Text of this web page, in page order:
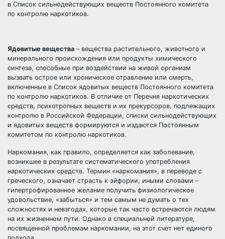
в Список сильнодействующих веществ Постоянного комитета
по контролю наркотиков.
Ядовитые вещества – вещества растительного, животного и
минерального происхождения или продукты химического
синтеза, способные при воздействии на живой организм
вызвать острое или хроническое отравление или смерть,
включенные в Список ядовитых веществ Постоянного комитета
по контролю наркотиков. В отличие от Перечня наркотических
средств, психотропных веществ и их прекурсоров, подлежащих
контролю в Российской Федерации, списки сильнодействующих
и ядовитых веществ формируются и издаются Постоянным
комитетом по контролю наркотиков.
Наркомания, как правило, определяется как заболевание,
возникшее в результате систематического употребления
наркотических средств. Термин «наркомания», в переводе с
греческого, означает страсть к эйфории, иными словами –
гипертрофированное желание получить физиологическое
удовольствие, «забыться» и тем самым не думать о тех
сложностях и невзгодах, которые так часто встречаются людям
на их жизненном пути. Однако в специальной литературе,
посвященной проблемам наркомании, на этот счет нет единого